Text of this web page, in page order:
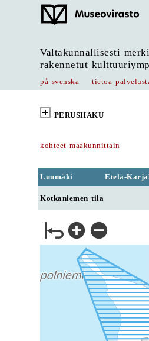
Valtakunnallisesti
rakennetut
på svenska tietoa
PERUSHAKU
kohteet maakunnittain
Luumäki Etelä-
Kotkaniemen tila